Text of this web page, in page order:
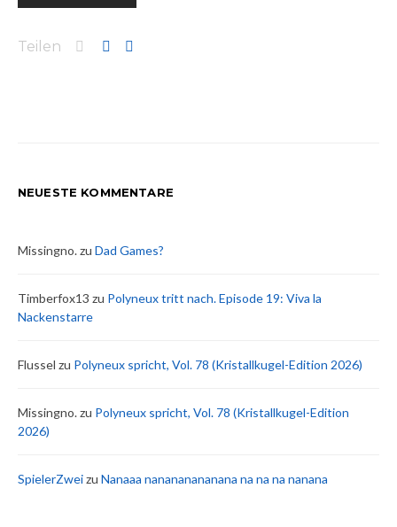
Teilen
NEUESTE KOMMENTARE
Missingno.zu Dad Games?
Timberfox13 zu Polyneux tritt nach. Episode 19: Viva la
Nackenstarre
Flussel zu Polyneux spricht, Vol. 78 (Kristallkugel-Edition 2026)
Missingno.zu Polyneux spricht, Vol. 78 (Kristallkugel-Edition
2026)
SpielerZweizu Nanaaa nanananananana na na na nanana